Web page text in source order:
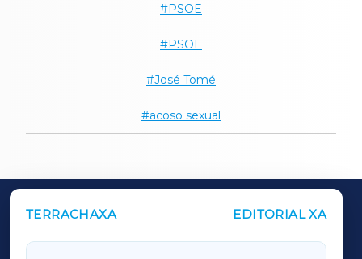
PSOE
PSOE
José Tomé
acoso sexual
TERRACHAXA EDITORIAL XA
OUTROS PERIÓDICOS